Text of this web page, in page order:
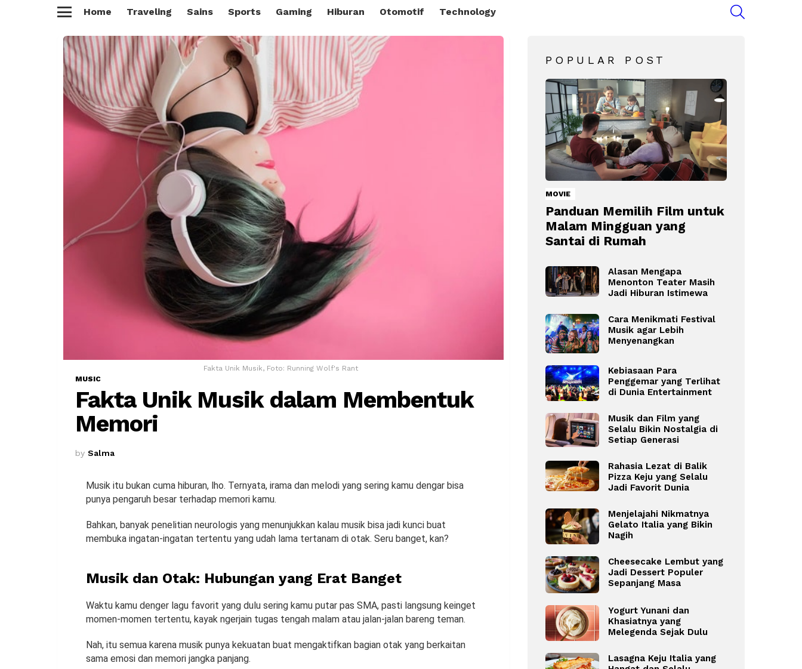
Home Traveling Sains Sports Gaming Hiburan Otomotif Technology
Fakta Unik Musik, Foto: Running Wolf's Rant
MUSIC
Fakta Unik Musik dalam Membentuk
Memori
by Salma
Musik itu bukan cuma hiburan, lho. Ternyata, irama dan melodi yang sering kamu dengar bisa
punya pengaruh besar terhadap memori kamu.
Bahkan, banyak penelitian neurologis yang menunjukkan kalau musik bisa jadi kunci buat
membuka ingatan-ingatan tertentu yang udah lama tertanam di otak. Seru banget, kan?
Musik dan Otak: Hubungan yang Erat Banget
Waktu kamu denger lagu favorit yang dulu sering kamu putar pas SMA, pasti langsung keinget
momen-momen tertentu, kayak ngerjain tugas tengah malam atau jalan-jalan bareng teman.
Nah, itu semua karena musik punya kekuatan buat mengaktifkan bagian otak yang berkaitan
sama emosi dan memori jangka panjang.
POPULAR POST
MOVIE
Panduan Memilih Film untuk
Malam Mingguan yang
Santai di Rumah
Alasan Mengapa
Menonton Teater Masih
Jadi Hiburan Istimewa
Cara Menikmati Festival
Musik agar Lebih
Menyenangkan
Kebiasaan Para
Penggemar yang Terlihat
di Dunia Entertainment
Musik dan Film yang
Selalu Bikin Nostalgia di
Setiap Generasi
Rahasia Lezat di Balik
Pizza Keju yang Selalu
Jadi Favorit Dunia
Menjelajahi Nikmatnya
Gelato Italia yang Bikin
Nagih
Cheesecake Lembut yang
Jadi Dessert Populer
Sepanjang Masa
Yogurt Yunani dan
Khasiatnya yang
Melegenda Sejak Dulu
Lasagna Keju Italia yang